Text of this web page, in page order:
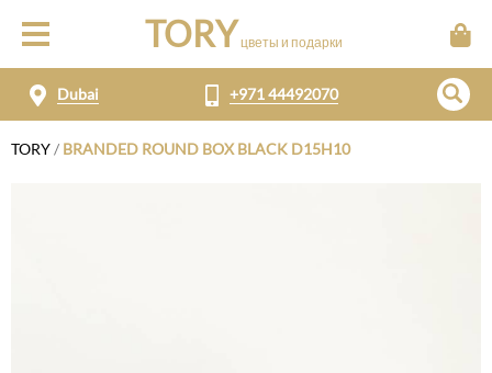
TORY цветы и подарки
Dubai +971 44492070
TORY/ BRANDED ROUND BOX BLACK D15H10